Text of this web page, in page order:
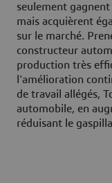
seulement
mais acquièrent
sur le marché.
constructeur
production très
l'amélioration
de travail allégés,
automobile, en
réduisant le